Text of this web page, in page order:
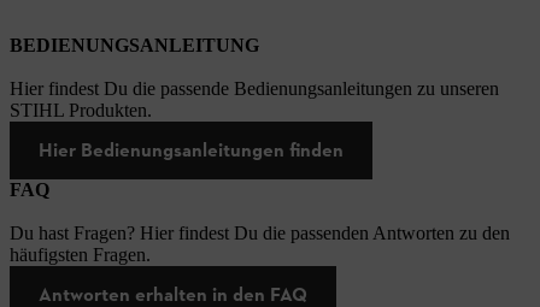
BEDIENUNGSANLEITUNG
Hier findest Du die passende Bedienungsanleitungen zu unseren
STIHL Produkten.
Hier Bedienungsanleitungen finden
FAQ
Du hast Fragen? Hier findest Du die passenden Antworten zu den
häufigsten Fragen.
Antworten erhalten in den FAQ